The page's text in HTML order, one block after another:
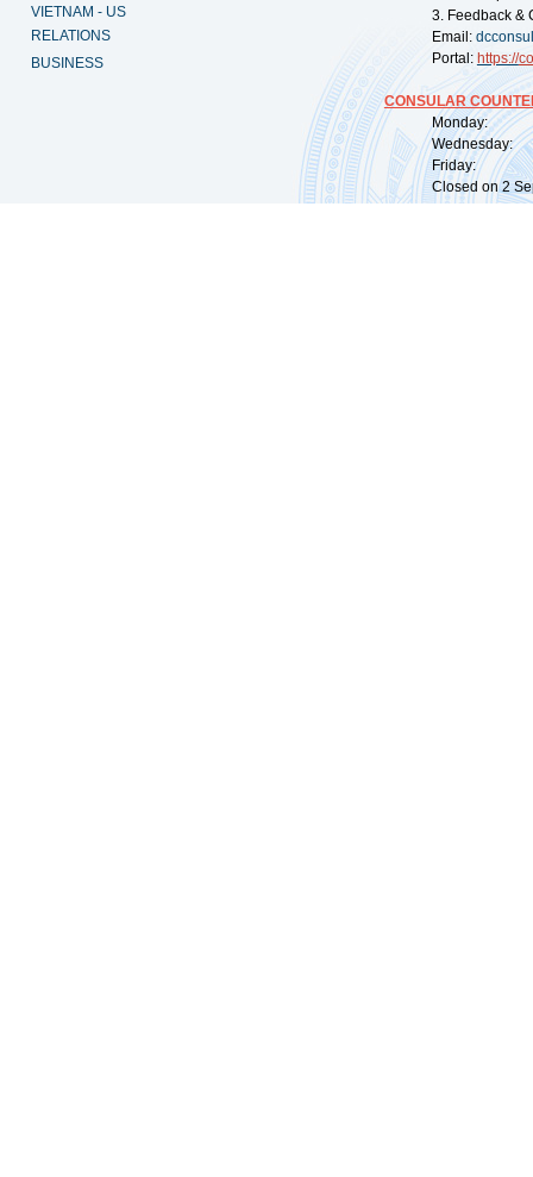
VIETNAM - US
RELATIONS
BUSINESS
3. Feedback &
Email:
Portal: https://
CONSULAR
Monday:
Wednesday:
Friday:
Closed on 2